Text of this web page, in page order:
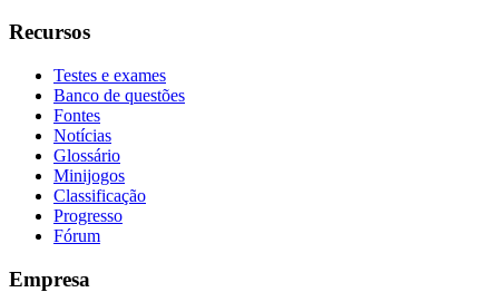
Recursos
Testes e exames
Banco de questões
Fontes
Notícias
Glossário
Minijogos
Classificação
Progresso
Fórum
Empresa